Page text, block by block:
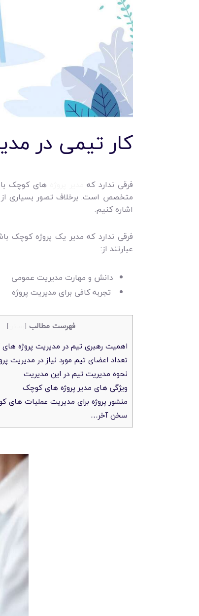
کار تیمی در
فرقی ندارد که
های کوچک
متخصص است. برخلاف تصور بسیاری از
اشاره کنیم.
فرقی ندارد که مدیر یک پروژه کوچک
عبارتند از:
دانش و مهارت مدیریت عمومی
تجربه کافی برای مدیریت پروژه
فهرست مطالب [بستن]
اهمیت رهبری تیم در مدیریت پروژه های
تعداد اعضای تیم مورد نیاز در مدیریت
نحوه مدیریت تیم در این مدیریت
ویژگی های مدیر پروژه های کوچک
منشور پروژه برای مدیریت عملیات های
سخن آخر…